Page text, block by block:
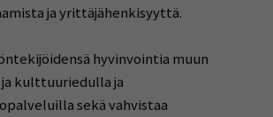
ja yrittäjähenkisyyttä.
hyvinvointia muun
kulttuuriedulla ja
sekä vahvistaa